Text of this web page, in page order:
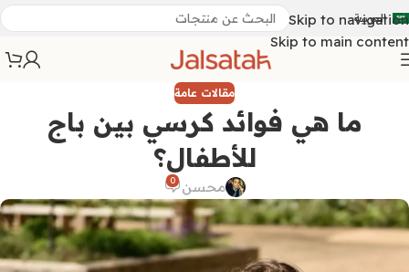
Skip to navigation
Skip to main content
العربية
مقالات عامة
ما هي فوائد كرسي بين باج
للأطفال؟
محسن 0